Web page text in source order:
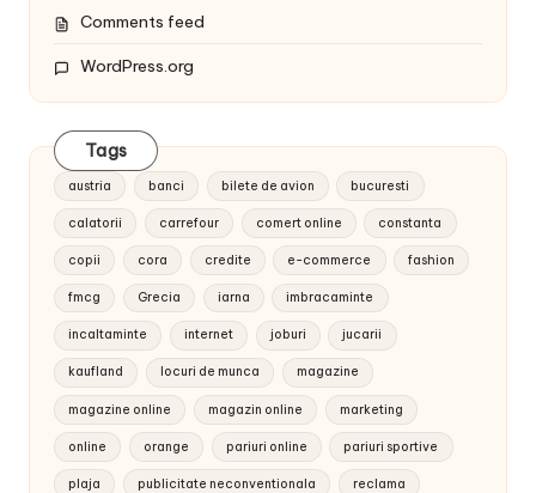
Comments feed
WordPress.org
Tags
austria banci bilete de avion bucuresti
calatorii carrefour comert online constanta
copii cora credite e-commerce fashion
fmcg Grecia iarna imbracaminte
incaltaminte internet joburi jucarii
kaufland locuri de munca magazine
magazine online magazin online marketing
online orange pariuri online pariuri sportive
plaja publicitate neconventionala reclama